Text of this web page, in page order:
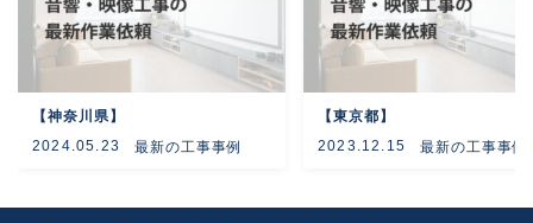
音響・映像設備工事
保守メンテナンス代行
よくあるご質問
【神奈川県】
2024.05.23 最新の工事事例
【東京都】
2023.12.15 最新の工事事例